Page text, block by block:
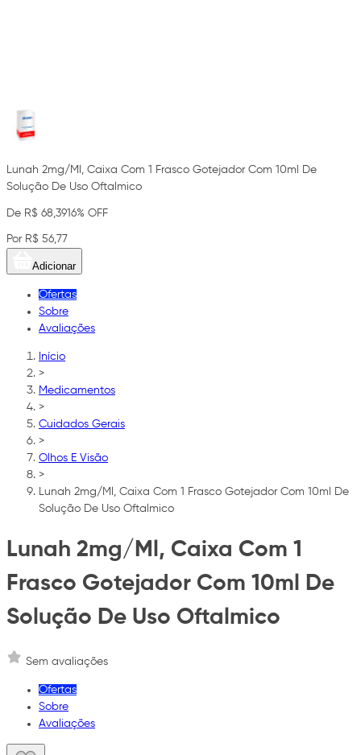
Lunah 2mg/Ml, Caixa Com 1 Frasco Gotejador Com 10ml De
Solução De Uso Oftalmico
De R$ 68,3916% OFF
Por R$ 56,77
Adicionar
Ofertas
Sobre
Avaliações
Início
>
Medicamentos
>
Cuidados Gerais
>
Olhos E Visão
>
Lunah 2mg/Ml, Caixa Com 1 Frasco Gotejador Com 10ml De
Solução De Uso Oftalmico
Lunah 2mg/Ml, Caixa Com 1
Frasco Gotejador Com 10ml De
Solução De Uso Oftalmico
Sem avaliações
Ofertas
Sobre
Avaliações